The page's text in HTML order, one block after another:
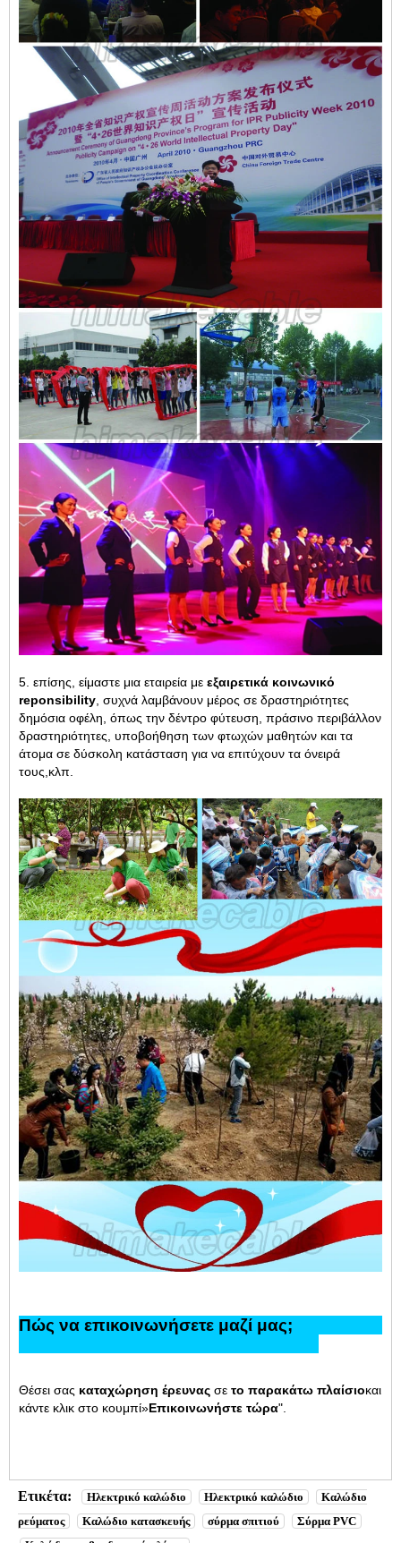
5. επίσης, είμαστε μια εταιρεία με εξαιρετικά κοινωνικό
reponsibility , συχνά λαμβάνουν μέρος σε δραστηριότητες
δημόσια οφέλη, όπως την δέντρο φύτευση, πράσινο περιβάλλον
δραστηριότητες, υποβοήθηση των φτωχών μαθητών και τα
άτομα σε δύσκολη κατάσταση για να επιτύχουν τα όνειρά
τους, κλπ.
Πώς να επικοινωνήσετε μαζί μας;
Θέσει σας καταχώρηση έρευνας σε το παρακάτω πλαίσιοκαι
κάντε κλικ στο κουμπί»Επικοινωνήστε τώρα".
Ετικέτα: Ηλεκτρικό καλώδιο Ηλεκτρικό καλώδιο
Καλώδιο
ρεύματος
Καλώδιο κατασκευής σύρμα σπιτιού
Σύρμα PVC